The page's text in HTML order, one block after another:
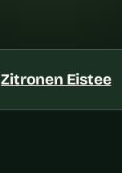
Zitronen Eistee